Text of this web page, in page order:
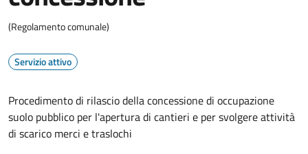
(Regolamento comunale)
Servizio attivo
Procedimento di rilascio della concessione di occupazione
suolo pubblico per l'apertura di cantieri e per svolgere attività
di scarico merci e traslochi